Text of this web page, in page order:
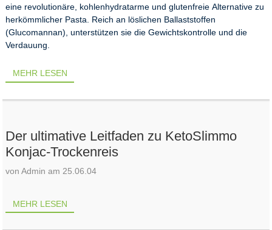
eine revolutionäre, kohlenhydratarme und glutenfreie Alternative zu
herkömmlicher Pasta. Reich an löslichen Ballaststoffen
(Glucomannan), unterstützen sie die Gewichtskontrolle und die
Verdauung.
MEHR LESEN
Der ultimative Leitfaden zu KetoSlimmo
Konjac-Trockenreis
von Admin am 25.06.04
MEHR LESEN